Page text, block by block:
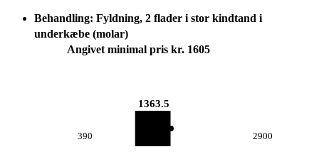
Behandling: Fyldning, 2 flader i stor kindtand i
underkæbe (molar)
Angivet minimal pris kr. 1605
390
1363.5
2900